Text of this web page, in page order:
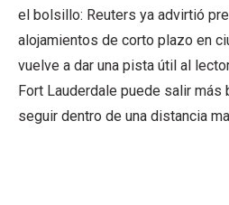
el bolsillo: Reuters ya advirtió
alojamientos de corto plazo en
vuelve a dar una pista útil al
Fort Lauderdale puede salir más
seguir dentro de una distancia